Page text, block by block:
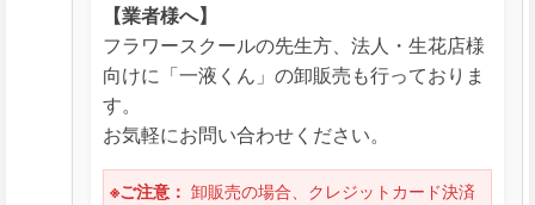
【業者様へ】
フラワースクールの先生方、法人・生花店様
向けに「一液くん」の卸販売も行っておりま
す。
お気軽にお問い合わせください。
※ご注意： 卸販売の場合、クレジットカード決済